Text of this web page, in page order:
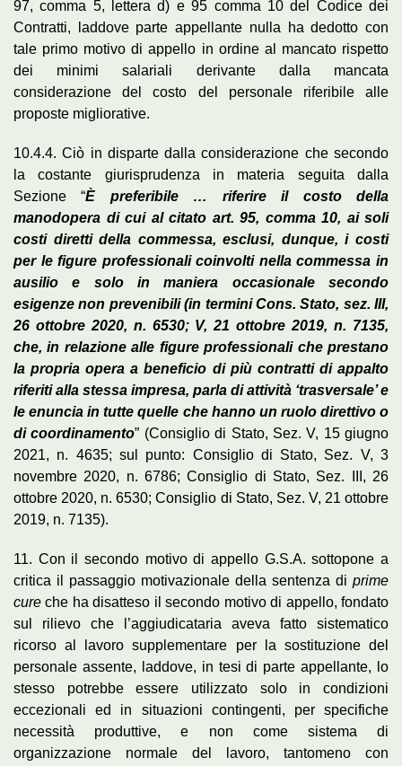
97, comma 5, lettera d) e 95 comma 10 del Codice dei
Contratti, laddove parte appellante nulla ha dedotto con
tale primo motivo di appello in ordine al mancato rispetto
dei minimi salariali derivante dalla mancata
considerazione del costo del personale riferibile alle
proposte migliorative.
10.4.4. Ciò in disparte dalla considerazione che secondo
la costante giurisprudenza in materia seguita dalla
Sezione “È preferibile … riferire il costo della
manodopera di cui al citato art. 95, comma 10, ai soli
costi diretti della commessa, esclusi, dunque, i costi
per le figure professionali coinvolti nella commessa in
ausilio e solo in maniera occasionale secondo
esigenze non prevenibili (in termini Cons. Stato, sez. III,
26 ottobre 2020, n. 6530; V, 21 ottobre 2019, n. 7135,
che, in relazione alle figure professionali che prestano
la propria opera a beneficio di più contratti di appalto
riferiti alla stessa impresa, parla di attività ‘trasversale’ e
le enuncia in tutte quelle che hanno un ruolo direttivo o
di coordinamento” (Consiglio di Stato, Sez. V, 15 giugno
2021, n. 4635; sul punto: Consiglio di Stato, Sez. V, 3
novembre 2020, n. 6786; Consiglio di Stato, Sez. III, 26
ottobre 2020, n. 6530; Consiglio di Stato, Sez. V, 21 ottobre
2019, n. 7135).
11. Con il secondo motivo di appello G.S.A. sottopone a
critica il passaggio motivazionale della sentenza di prime
cure che ha disatteso il secondo motivo di appello, fondato
sul rilievo che l’aggiudicataria aveva fatto sistematico
ricorso al lavoro supplementare per la sostituzione del
personale assente, laddove, in tesi di parte appellante, lo
stesso potrebbe essere utilizzato solo in condizioni
eccezionali ed in situazioni contingenti, per specifiche
necessità produttive, e non come sistema di
organizzazione normale del lavoro, tantomeno con